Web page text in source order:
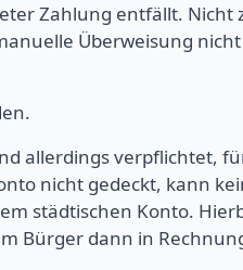
Zahlung entfällt. Nicht
Überweisung
allerdings verpflichtet,
nicht gedeckt, kann
städtischen Konto.
Bürger dann in